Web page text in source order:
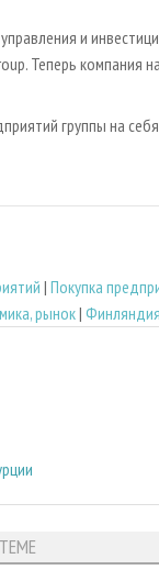
и
Теперь компания
группы на
| Покупка
рынок| Финляндия